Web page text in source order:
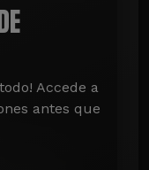
Accede a
antes que